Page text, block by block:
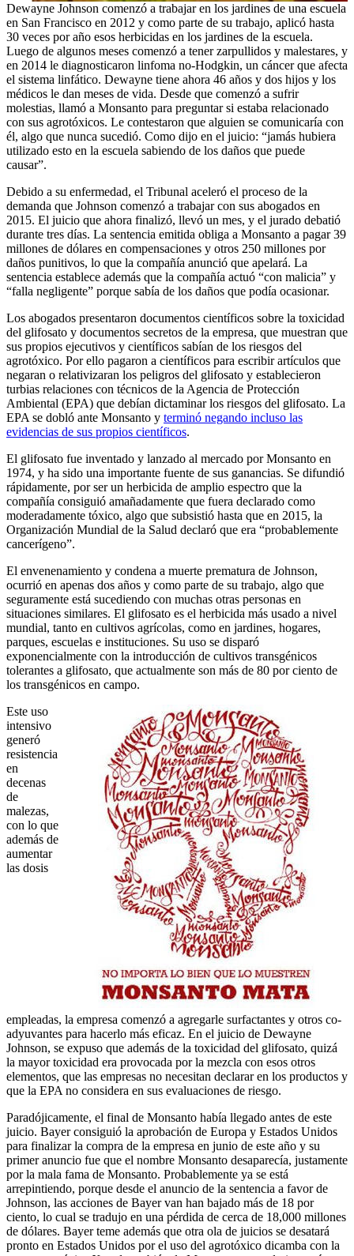
Dewayne Johnson comenzó a trabajar en los jardines de una escuela
en San Francisco en 2012 y como parte de su trabajo, aplicó hasta
30 veces por año esos herbicidas en los jardines de la escuela.
Luego de algunos meses comenzó a tener zarpullidos y malestares, y
en 2014 le diagnosticaron linfoma no-Hodgkin, un cáncer que afecta
el sistema linfático. Dewayne tiene ahora 46 años y dos hijos y los
médicos le dan meses de vida. Desde que comenzó a sufrir
molestias, llamó a Monsanto para preguntar si estaba relacionado
con sus agrotóxicos. Le contestaron que alguien se comunicaría con
él, algo que nunca sucedió. Como dijo en el juicio: “jamás hubiera
utilizado esto en la escuela sabiendo de los daños que puede
causar”.
Debido a su enfermedad, el Tribunal aceleró el proceso de la
demanda que Johnson comenzó a trabajar con sus abogados en
2015. El juicio que ahora finalizó, llevó un mes, y el jurado debatió
durante tres días. La sentencia emitida obliga a Monsanto a pagar 39
millones de dólares en compensaciones y otros 250 millones por
daños punitivos, lo que la compañía anunció que apelará. La
sentencia establece además que la compañía actuó “con malicia” y
“falla negligente” porque sabía de los daños que podía ocasionar.
Los abogados presentaron documentos científicos sobre la toxicidad
del glifosato y documentos secretos de la empresa, que muestran que
sus propios ejecutivos y científicos sabían de los riesgos del
agrotóxico. Por ello pagaron a científicos para escribir artículos que
negaran o relativizaran los peligros del glifosato y establecieron
turbias relaciones con técnicos de la Agencia de Protección
Ambiental (EPA) que debían dictaminar los riesgos del glifosato. La
EPA se dobló ante Monsanto y terminó negando incluso las
evidencias de sus propios científicos.
El glifosato fue inventado y lanzado al mercado por Monsanto en
1974, y ha sido una importante fuente de sus ganancias. Se difundió
rápidamente, por ser un herbicida de amplio espectro que la
compañía consiguió amañadamente que fuera declarado como
moderadamente tóxico, algo que subsistió hasta que en 2015, la
Organización Mundial de la Salud declaró que era “probablemente
cancerígeno”.
El envenenamiento y condena a muerte prematura de Johnson,
ocurrió en apenas dos años y como parte de su trabajo, algo que
seguramente está sucediendo con muchas otras personas en
situaciones similares. El glifosato es el herbicida más usado a nivel
mundial, tanto en cultivos agrícolas, como en jardines, hogares,
parques, escuelas e instituciones. Su uso se disparó
exponencialmente con la introducción de cultivos transgénicos
tolerantes a glifosato, que actualmente son más de 80 por ciento de
los transgénicos en campo.
Este uso
intensivo
generó
resistencia
en
decenas
de
malezas,
con lo que
además de
aumentar
las dosis
empleadas, la empresa comenzó a agregarle surfactantes y otros co-
adyuvantes para hacerlo más eficaz. En el juicio de Dewayne
Johnson, se expuso que además de la toxicidad del glifosato, quizá
la mayor toxicidad era provocada por la mezcla con esos otros
elementos, que las empresas no necesitan declarar en los productos y
que la EPA no considera en sus evaluaciones de riesgo.
Paradójicamente, el final de Monsanto había llegado antes de este
juicio. Bayer consiguió la aprobación de Europa y Estados Unidos
para finalizar la compra de la empresa en junio de este año y su
primer anuncio fue que el nombre Monsanto desaparecía, justamente
por la mala fama de Monsanto. Probablemente ya se está
arrepintiendo, porque desde el anuncio de la sentencia a favor de
Johnson, las acciones de Bayer van han bajado más de 18 por
ciento, lo cual se tradujo en una pérdida de cerca de 18,000 millones
de dólares. Bayer teme además que otra ola de juicios se desatará
pronto en Estados Unidos por el uso del agrotóxico dicamba con la